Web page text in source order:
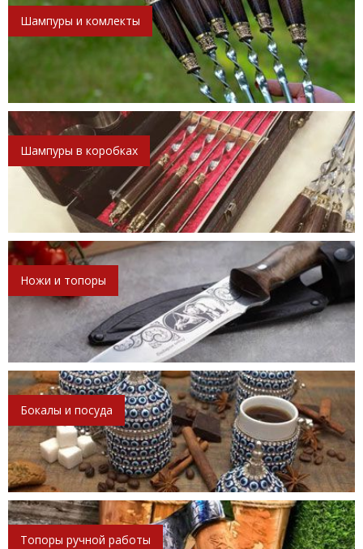
Шампуры и комлекты
Шампуры в коробках
Ножи и топоры
Бокалы и посуда
Топоры ручной работы